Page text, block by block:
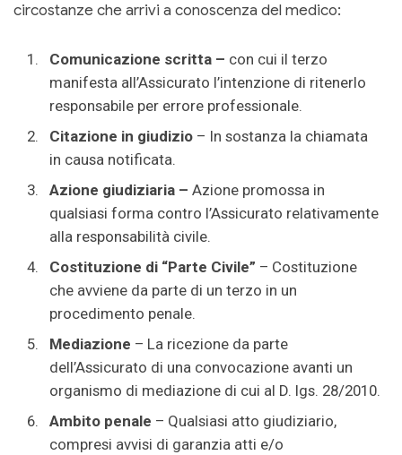
circostanze che arrivi a conoscenza del medico:
Comunicazione scritta – con cui il terzo
manifesta all’Assicurato l’intenzione di ritenerlo
responsabile per errore professionale.
Citazione in giudizio – In sostanza la chiamata
in causa notificata.
Azione giudiziaria – Azione promossa in
qualsiasi forma contro l’Assicurato relativamente
alla responsabilità civile.
Costituzione di “Parte Civile” – Costituzione
che avviene da parte di un terzo in un
procedimento penale.
Mediazione – La ricezione da parte
dell’Assicurato di una convocazione avanti un
organismo di mediazione di cui al D. lgs. 28/2010.
Ambito penale – Qualsiasi atto giudiziario,
compresi avvisi di garanzia atti e/o